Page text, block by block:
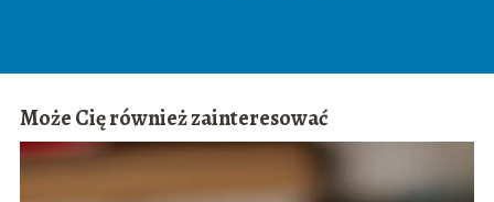
Może Cię również zainteresować